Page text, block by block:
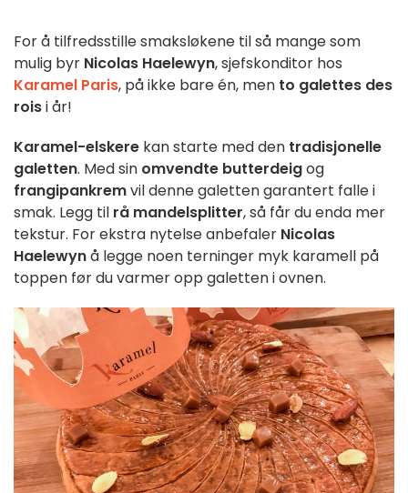
For å tilfredsstille smaksløkene til så mange som
mulig byr Nicolas Haelewyn, sjefskonditor hos
Karamel Paris, på ikke bare én, men to galettes des
roisi år!
Karamel-elskere kan starte med den tradisjonelle
galetten. Med sin omvendte butterdeigog
frangipankremvil denne galetten garantert falle i
smak. Legg til rå mandelsplitter, så får du enda mer
tekstur. For ekstra nytelse anbefaler Nicolas
Haelewynå legge noen terninger myk karamell på
toppen før du varmer opp galetten i ovnen.